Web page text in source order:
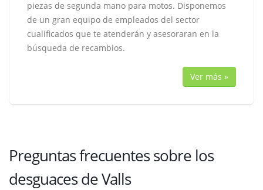
piezas de segunda mano para motos. Disponemos
de un gran equipo de empleados del sector
cualificados que te atenderán y asesoraran en la
búsqueda de recambios.
Ver más »
Preguntas frecuentes sobre los
desguaces de Valls